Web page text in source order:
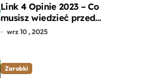
Link 4 Opinie 2023 – Co
musisz wiedzieć przed
wyborem ubezpieczenia OC i
wrz 10 , 2025
Zarobki